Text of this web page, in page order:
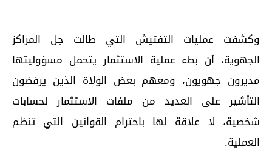
وكشفت عمليات التفتيش التي طالت جل المراكز
الجهوية، أن بطء عملية الاستثمار يتحمل مسؤوليتها
مديرون جهويون، ومعهم بعض الولاة الذين يرفضون
التأشير على العديد من ملفات الاستثمار لحسابات
شخصية، لا علاقة لها باحترام القوانين التي تنظم
العملية.